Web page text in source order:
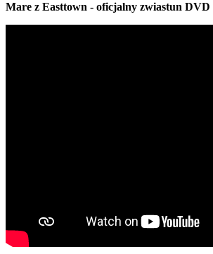
Mare z Easttown - oficjalny zwiastun DVD